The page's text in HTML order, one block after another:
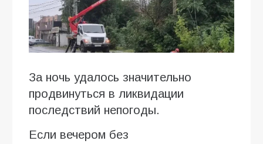
За ночь удалось значительно
продвинуться в ликвидации
последствий непогоды.
Если вечером без